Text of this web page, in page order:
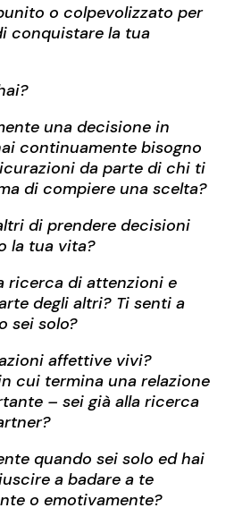
o colpevolizzato per
conquistare la tua
una decisione in
ai continuamente bisogno
da parte di chi ti
di compiere una scelta?
di prendere decisioni
la tua vita?
ricerca di attenzioni e
degli altri? Ti senti a
sei solo?
affettive vivi?
cui termina una relazione
– sei già alla ricerca
quando sei solo ed hai
a badare a te
o emotivamente?